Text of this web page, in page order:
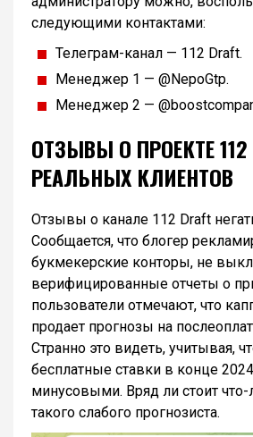
следующими контактами:
Телеграм-канал — 112 Draft.
Менеджер 1 — @NepoGtp.
Менеджер 2 —
ОТЗЫВЫ О ПРОЕКТЕ 112
РЕАЛЬНЫХ КЛИЕНТОВ
Отзывы о канале 112 Draft
Сообщается, что блогер
букмекерские конторы, не
верифицированные отчеты о
пользователи отмечают, что
продает прогнозы на
Странно это видеть, учитывая,
бесплатные ставки в конце
минусовыми. Вряд ли стоит что-
такого слабого прогнозиста.